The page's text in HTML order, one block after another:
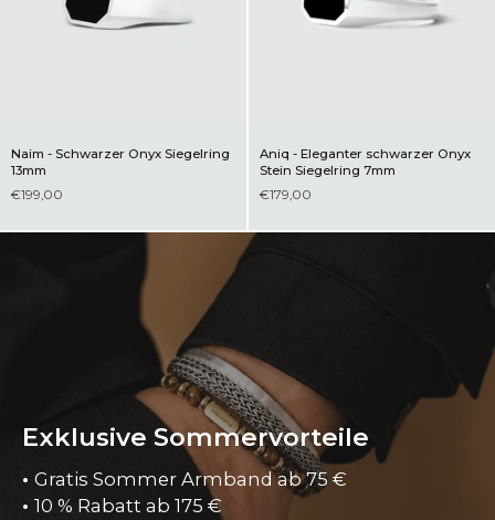
Naim - Schwarzer Onyx Siegelring
13mm
€199,00
Aniq - Eleganter schwarzer Onyx
Stein Siegelring 7mm
€179,00
Exklusive Sommervorteile
• Gratis Sommer Armband ab 75 €
• 10 % Rabatt ab 175 €